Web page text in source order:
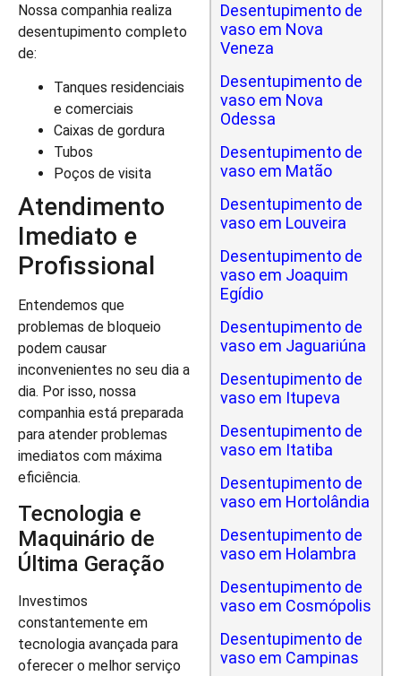
Nossa companhia realiza
desentupimento completo
de:
Tanques residenciais
e comerciais
Caixas de gordura
Tubos
Poços de visita
Atendimento
Imediato e
Profissional
Entendemos que
problemas de bloqueio
podem causar
inconvenientes no seu dia a
dia. Por isso, nossa
companhia está preparada
para atender problemas
imediatos com máxima
eficiência.
Tecnologia e
Maquinário de
Última Geração
Investimos
constantemente em
tecnologia avançada para
oferecer o melhor serviço
Desentupimento de
vaso em Nova
Veneza
Desentupimento de
vaso em Nova
Odessa
Desentupimento de
vaso em Matão
Desentupimento de
vaso em Louveira
Desentupimento de
vaso em Joaquim
Egídio
Desentupimento de
vaso em Jaguariúna
Desentupimento de
vaso em Itupeva
Desentupimento de
vaso em Itatiba
Desentupimento de
vaso em Hortolândia
Desentupimento de
vaso em Holambra
Desentupimento de
vaso em Cosmópolis
Desentupimento de
vaso em Campinas